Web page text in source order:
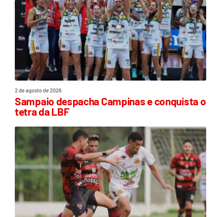
2 de agosto de 2026
Sampaio despacha Campinas e conquista o
tetra da LBF